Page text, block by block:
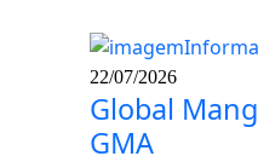
22/07/2026
Global
GMA